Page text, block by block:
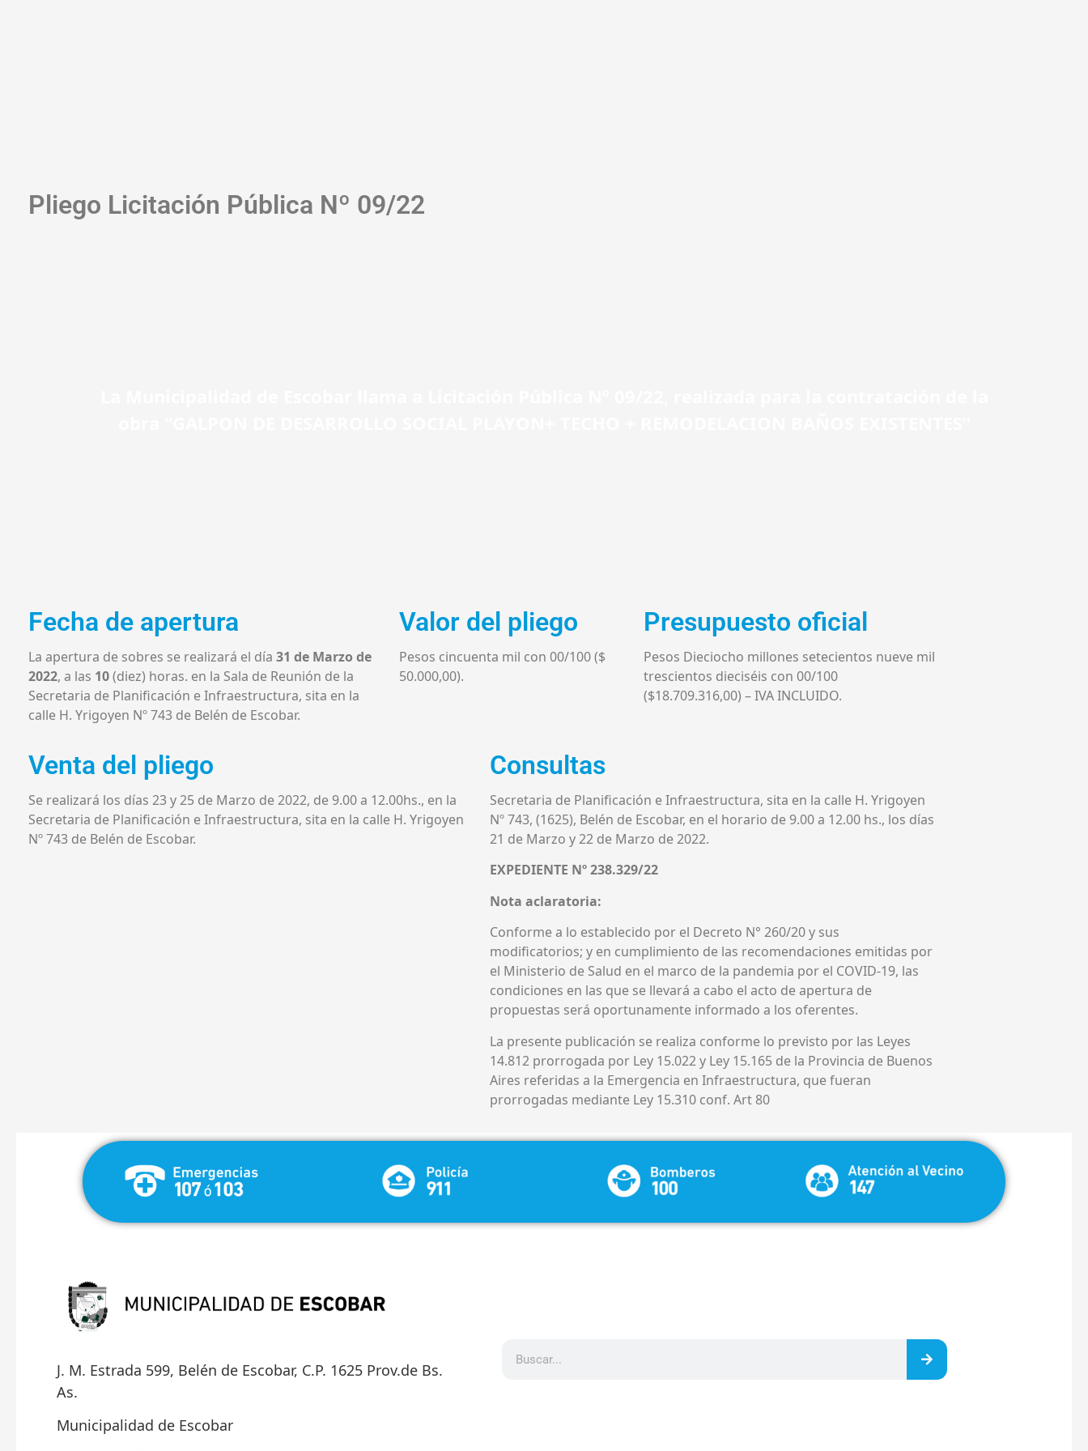
Pliego Licitación Pública Nº 09/22
Fecha de apertura
La apertura de sobres se realizará el día 31 de Marzo de
2022, a las 10(diez) horas. en la Sala de Reunión de la
Secretaria de Planificación e Infraestructura, sita en la
calle H. Yrigoyen Nº 743 de Belén de Escobar.
Valor del pliego
Pesos cincuenta mil con 00/100 ($
50.000,00).
Presupuesto oficial
Pesos Dieciocho millones setecientos nueve mil
trescientos dieciséis con 00/100
($18.709.316,00) – IVA INCLUIDO.
Venta del pliego
Se realizará los días 23 y 25 de Marzo de 2022, de 9.00 a 12.00hs., en la
Secretaria de Planificación e Infraestructura, sita en la calle H. Yrigoyen
Nº 743 de Belén de Escobar.
Consultas
Secretaria de Planificación e Infraestructura, sita en la calle H. Yrigoyen
Nº 743, (1625), Belén de Escobar, en el horario de 9.00 a 12.00 hs., los días
21 de Marzo y 22 de Marzo de 2022.
EXPEDIENTE Nº 238.329/22
Nota aclaratoria:
Conforme a lo establecido por el Decreto N° 260/20 y sus
modificatorios; y en cumplimiento de las recomendaciones emitidas por
el Ministerio de Salud en el marco de la pandemia por el COVID-19, las
condiciones en las que se llevará a cabo el acto de apertura de
propuestas será oportunamente informado a los oferentes.
La presente publicación se realiza conforme lo previsto por las Leyes
14.812 prorrogada por Ley 15.022 y Ley 15.165 de la Provincia de Buenos
Aires referidas a la Emergencia en Infraestructura, que fueran
prorrogadas mediante Ley 15.310 conf. Art 80
J. M. Estrada 599, Belén de Escobar, C.P. 1625 Prov.de Bs.
As.
Municipalidad de Escobar